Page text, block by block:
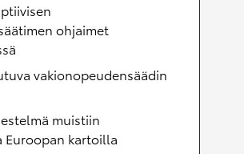
ohjaimet
vakionopeudensäädin
muistiin
kartoilla